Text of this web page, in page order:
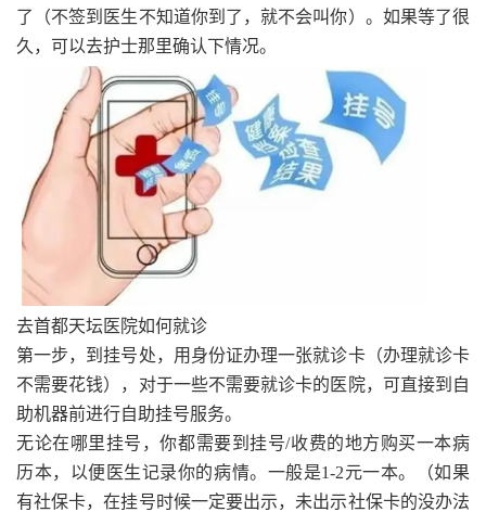
了（不签到医生不知道你到了，就不会叫你）。如果等了很
久，可以去护士那里确认下情况。
去首都天坛医院如何就诊
第一步，到挂号处，用身份证办理一张就诊卡（办理就诊卡
不需要花钱），对于一些不需要就诊卡的医院，可直接到自
助机器前进行自助挂号服务。
无论在哪里挂号，你都需要到挂号/收费的地方购买一本病
历本，以便医生记录你的病情。一般是1-2元一本。（如果
有社保卡，在挂号时候一定要出示，未出示社保卡的没办法